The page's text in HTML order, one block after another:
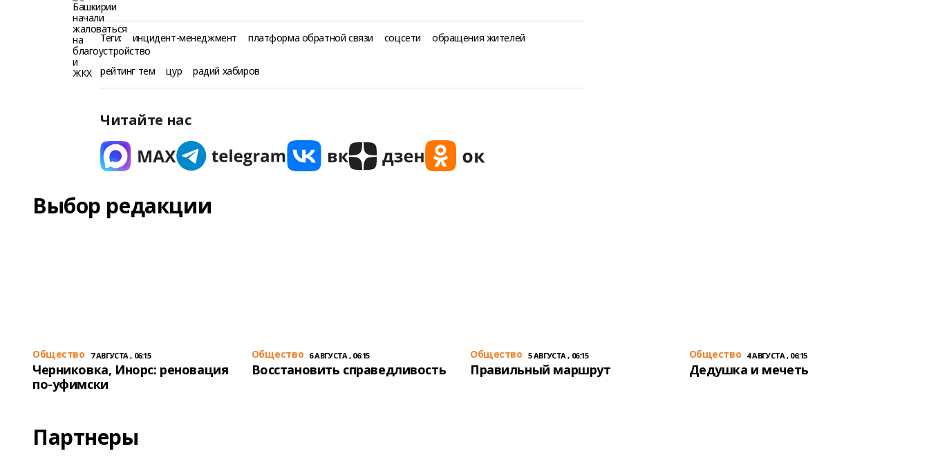
Теги: инцидент-менеджмент платформа обратной связи соцсети обращения жителей
рейтинг тем цур радий хабиров
Читайте нас
Выбор редакции
Общество 7 АВГУСТА , 06:15
Черниковка, Инорс: реновация
по-уфимски
Общество 6 АВГУСТА , 06:15
Восстановить справедливость
Общество 5 АВГУСТА , 06:15
Правильный маршрут
Общество 4 АВГУСТА , 06:15
Дедушка и мечеть
Партнеры